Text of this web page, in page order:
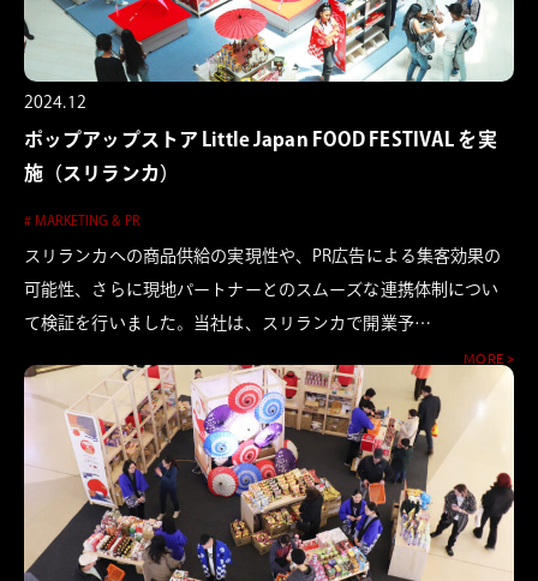
2024.12
ポップアップストア Little Japan FOOD FESTIVAL を実
施（スリランカ）
# MARKETING & PR
スリランカへの商品供給の実現性や、PR広告による集客効果の
可能性、さらに現地パートナーとのスムーズな連携体制につい
て検証を行いました。当社は、スリランカで開業予…
MORE >